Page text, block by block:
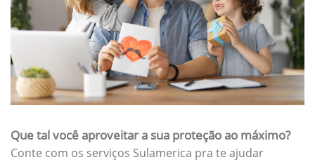
Que tal você aproveitar a sua proteção ao máximo?
Conte com os serviços Sulamerica pra te ajudar